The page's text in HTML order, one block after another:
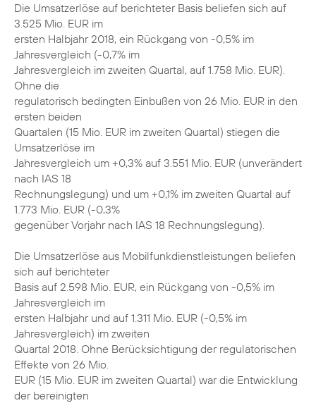
Die Umsatzerlöse auf berichteter Basis beliefen sich auf
3.525 Mio. EUR im
ersten Halbjahr 2018, ein Rückgang von -0,5% im
Jahresvergleich (-0,7% im
Jahresvergleich im zweiten Quartal, auf 1.758 Mio. EUR).
Ohne die
regulatorisch bedingten Einbußen von 26 Mio. EUR in den
ersten beiden
Quartalen (15 Mio. EUR im zweiten Quartal) stiegen die
Umsatzerlöse im
Jahresvergleich um +0,3% auf 3.551 Mio. EUR (unverändert
nach IAS 18
Rechnungslegung) und um +0,1% im zweiten Quartal auf
1.773 Mio. EUR (-0,3%
gegenüber Vorjahr nach IAS 18 Rechnungslegung).
Die Umsatzerlöse aus Mobilfunkdienstleistungen beliefen
sich auf berichteter
Basis auf 2.598 Mio. EUR, ein Rückgang von -0,5% im
Jahresvergleich im
ersten Halbjahr und auf 1.311 Mio. EUR (-0,5% im
Jahresvergleich) im zweiten
Quartal 2018. Ohne Berücksichtigung der regulatorischen
Effekte von 26 Mio.
EUR (15 Mio. EUR im zweiten Quartal) war die Entwicklung
der bereinigten